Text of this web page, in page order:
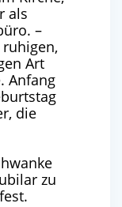
als
–
Art
Anfang
die
zu